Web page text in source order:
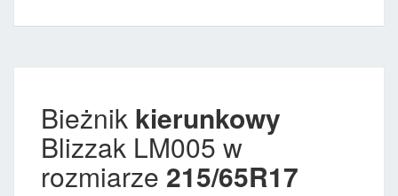
Bieżnik kierunkowy
Blizzak LM005 w
rozmiarze 215/65R17